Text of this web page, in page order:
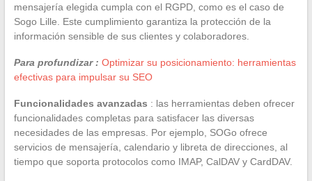
mensajería elegida cumpla con el RGPD, como es el caso de
Sogo Lille. Este cumplimiento garantiza la protección de la
información sensible de sus clientes y colaboradores.
Para profundizar : Optimizar su posicionamiento: herramientas
efectivas para impulsar su SEO
Funcionalidades avanzadas : las herramientas deben ofrecer
funcionalidades completas para satisfacer las diversas
necesidades de las empresas. Por ejemplo, SOGo ofrece
servicios de mensajería, calendario y libreta de direcciones, al
tiempo que soporta protocolos como IMAP, CalDAV y CardDAV.